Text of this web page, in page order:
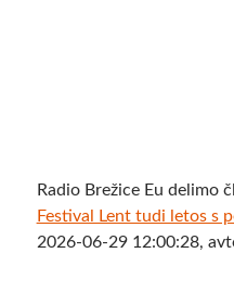
Radio Brežice Eu delimo
Festival Lent tudi letos s
2026-06-29 12:00:28,